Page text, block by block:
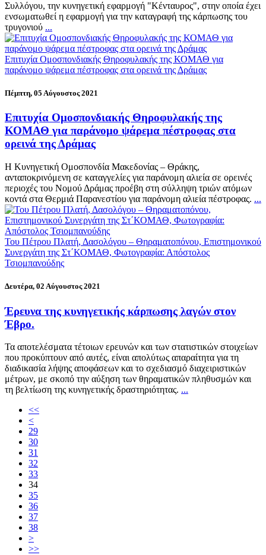
Συλλόγου, την κυνηγετική εφαρμογή "Κένταυρος", στην οποία έχει
ενσωματωθεί η εφαρμογή για την καταγραφή της κάρπωσης του
τρυγονιού ...
Επιτυχία Ομοσπονδιακής Θηροφυλακής της ΚΟΜΑΘ για
παράνομο ψάρεμα πέστροφας στα ορεινά της Δράμας
Πέμπτη, 05 Αύγουστος 2021
Επιτυχία Ομοσπονδιακής Θηροφυλακής της
ΚΟΜΑΘ για παράνομο ψάρεμα πέστροφας στα
ορεινά της Δράμας
Η Κυνηγετική Ομοσπονδία Μακεδονίας – Θράκης,
ανταποκρινόμενη σε καταγγελίες για παράνομη αλιεία σε ορεινές
περιοχές του Νομού Δράμας προέβη στη σύλληψη τριών ατόμων
κοντά στα Θερμιά Παρανεστίου για παράνομη αλιεία πέστροφας. ...
Του Πέτρου Πλατή, Δασολόγου – Θηραματοπόνου, Επιστημονικού
Συνεργάτη της Στ΄ΚΟΜΑΘ, Φωτογραφία: Απόστολος
Τσιομπανούδης
Δευτέρα, 02 Αύγουστος 2021
Έρευνα της κυνηγετικής κάρπωσης λαγών στον
Έβρο.
Τα αποτελέσματα τέτοιων ερευνών και των στατιστικών στοιχείων
που προκύπτουν από αυτές, είναι απολύτως απαραίτητα για τη
διαδικασία λήψης αποφάσεων και το σχεδιασμό διαχειριστικών
μέτρων, με σκοπό την αύξηση των θηραματικών πληθυσμών και
τη βελτίωση της κυνηγετικής δραστηριότητας. ...
<<
<
29
30
31
32
33
34
35
36
37
38
>
>>